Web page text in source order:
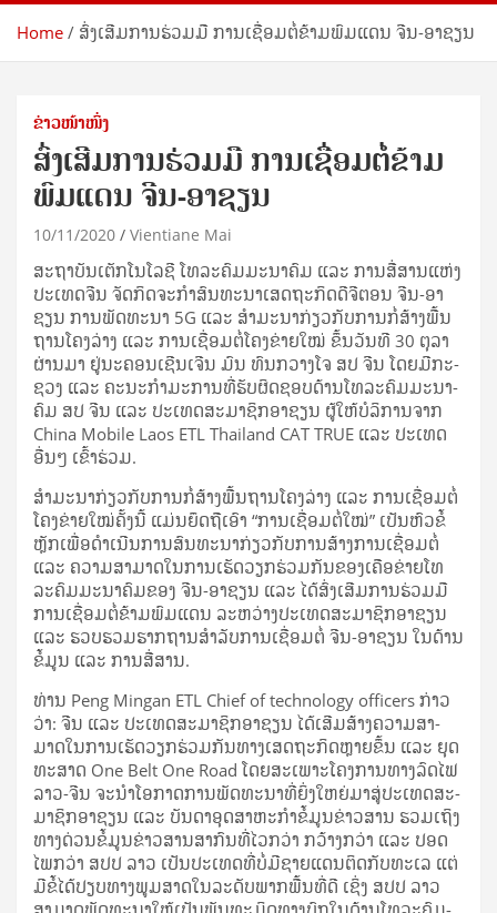
Home ສົ່ງເສີມການຮ່ວມມື ການເຊື່ອມຕໍ່ຂ້າມພົມແດນ ຈີນ-ອາຊຽນ
ຂ່າວໜ້າໜຶ່ງ
ສົ່ງເສີມການຮ່ວມມື ການເຊື່ອມຕໍ່ຂ້າມ
ພົມແດນ ຈີນ-ອາຊຽນ
10/11/2020 Vientiane Mai
ສະ​ຖາ​ບັນ​ເຕັກ​ໂນ​ໂລ​ຊີ ໂທລະ​ຄົມ­ມະ­ນາ­ຄົມ ແລະ ການ​ສື່­ສານ​ແຫ່ງ​
ປະ­ເທດ​ຈີນ ຈັດ​ກິດ­ຈະ­ກຳ​ສົນ­ທະ­ນາ​ເສດ­ຖະ­ກິດ​ດີ​ຈີ​ຕອນ ຈີນ-ອາ​
ຊຽນ ການ​ພັດ­ທະ­ນາ 5G ແລະ ສຳ​ມະ​ນາ​ກ່ຽວ​ກັບ​ການ​ກໍ່­ສ້າງ​ພື້ນ
ຖານ​ໂຄງ​ລ່າງ ແລະ ການ​ເຊື່ອມ​ຕໍ່​ໂຄງ​ຂ່າຍ​ໃໝ່ ຂຶ້ນ​ວັນ​ທີ 30 ຕຸ­ລາ
ຜ່ານ​ມາ ຢູ່​ນະ­ຄອນ​ເຊີນ​ເຈີນ ມົນ ທົນ​ກວາງ​ໂຈ ສປ ຈີນ ໂດຍ​ມີ​ກະ­
ຊວງ ແລະ ຄະ­ນະ​ກຳ­ມະ­ການ​ທີ່​ຮັບ­ຜິດ­ຊອບ​ດ້ານ​ໂທລະ​ຄົມ­ມະ­ນາ­
ຄົມ ສປ ຈີນ ແລະ ປະ­ເທດ​ສະ­ມາ­ຊິກ​ອາ​ຊຽນ ຜູ້​ໃຫ້​ບໍ­ລິ­ການ​ຈາກ
China Mobile Laos ETL Thailand CAT TRUE ແລະ ປະ­ເທດ​
ອື່ນໆ ເຂົ້າ​ຮ່ວມ.
ສຳ​ມະ​ນາ​ກ່ຽວ​ກັບ​ການ​ກໍ່­ສ້າງ​ພື້ນ­ຖານ​ໂຄງ​ລ່າງ ແລະ ການ​ເຊື່ອມ​ຕໍ່​
ໂຄງ​ຂ່າຍ​ໃໝ່​ຄັ້ງ​ນີ້ ແມ່ນ​ຍຶດ​ຖື​ເອົາ “ການ​ເຊື່ອມ​ຕໍ່​ໃໝ່” ເປັນ​ຫົວ­ຂໍ້​
ຫຼັກ​ເພື່ອ​ດຳ­ເນີນ​ການ​ສົນ­ທະ­ນາ​ກ່ຽວ​ກັບ​ການ​ສ້າງ​ການ​ເຊື່ອມ​ຕໍ່
ແລະ ຄວາມ​ສາ­ມາດ​ໃນ​ການ​ເຮັດ​ວຽກ​ຮ່ວມ​ກັນ​ຂອງ​ເຄືອ​ຂ່າຍ​ໂທ
ລະ​ຄົມ­ມະ­ນາ­ຄົມ​ຂອງ ຈີນ-ອາ​ຊຽນ ແລະ ໄດ້​ສົ່ງ­ເສີມ​ການ​ຮ່ວມ​ມື​
ການ​ເຊື່ອມ​ຕໍ່​ຂ້າມ​ພົມ​ແດນ ລະ­ຫວ່າງ​ປະ­ເທດ​ສະ­ມາ­ຊິກ​ອາ​ຊຽນ
ແລະ ຮວບ​ຮວມ​ຮາກ​ຖານ​ສຳ­ລັບ​ການ​ເຊື່ອມ​ຕໍ່ ຈີນ-ອາ​ຊຽນ ໃນ​ດ້ານ​
ຂໍ້​ມູນ ແລະ ການ​ສື່­ສານ.
ທ່ານ Peng Mingan ETL Chief of technology officers ກ່າວ​
ວ່າ: ຈີນ ແລະ ປະ­ເທດ​ສະ­ມາ­ຊິກ​ອາ​ຊຽນ ໄດ້​ເສີມ​ສ້າງ​ຄວາມ​ສາ­
ມາດ​ໃນ​ການ​ເຮັດ​ວຽກ​ຮ່ວມ​ກັນ​ທາງ​ເສດ­ຖະ­ກິດ​ຫຼາຍ​ຂຶ້ນ ແລະ ຍຸດ​
ທະ​ສາດ One Belt One Road ໂດຍ​ສະ­ເພາະ​ໂຄງ­ການ​ທາງ​ລົດ­ໄຟ
ລາວ-ຈີນ ຈະ​ນຳ​ໂອ­ກາດ​ການ​ພັດ­ທະ­ນາ​ທີ່​ຍິ່ງ​ໃຫຍ່​ມາ­ສູ່​ປະ­ເທດ​ສະ­
ມາ­ຊິກ​ອາ​ຊຽນ ແລະ ບັນ­ດາ​ອຸດ­ສາ­ຫະ­ກຳ​ຂໍ້​ມູນ​ຂ່າວ­ສານ ຮວມ​ເຖິງ​
ທາງ​ດ່ວນ​ຂໍ້​ມູນ​ຂ່າວ­ສານ​ສາ­ກົນ​ທີ່​ໄວ​ກວ່າ ກວ້າງ​ກວ່າ ແລະ ປອດ​
ໄພ​ກວ່າ ສປປ ລາວ ເປັນ​ປະ­ເທດ​ທີ່​ບໍ່​ມີ​ຊາຍ​ແດນ​ຕິດ​ກັບ​ທະ­ເລ ແຕ່​
ມີ​ຂໍ້​ໄດ້​ປຽບ​ທາງ​ພູມ​ສາດ​ໃນ​ລະ­ດັບ​ພາກ​ພື້ນ​ທີ່​ດີ ເຊິ່ງ ສປປ ລາວ